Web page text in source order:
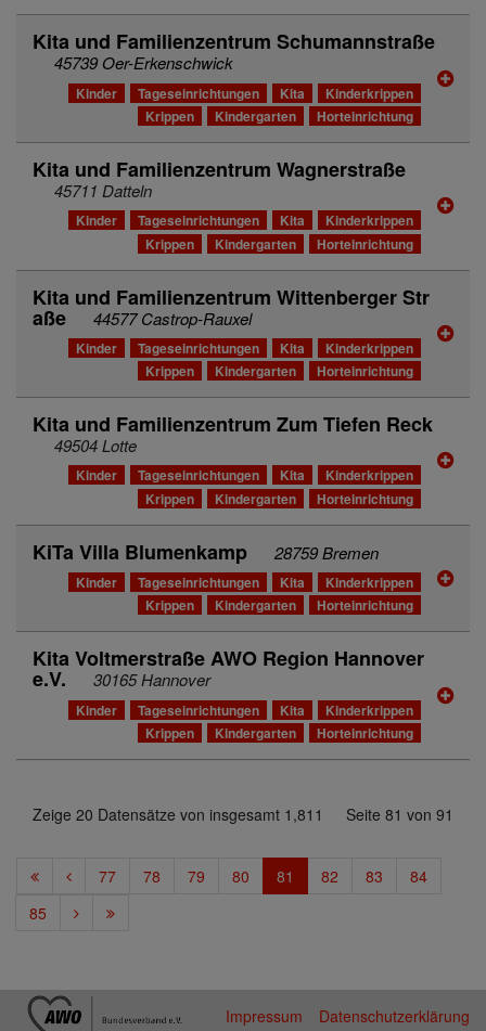
Kita und Familienzentrum Schumannstraße
45739 Oer-Erkenschwick
Kinder Tageseinrichtungen Kita
Kinderkrippen
Krippen
Kindergarten Horteinrichtung
Kita und Familienzentrum Wagnerstraße
45711 Datteln
Kinder Tageseinrichtungen Kita
Kinderkrippen
Krippen
Kindergarten Horteinrichtung
Kita und Familienzentrum Wittenberger Str
aße 44577 Castrop-Rauxel
Kinder Tageseinrichtungen Kita
Kinderkrippen
Krippen
Kindergarten Horteinrichtung
Kita und Familienzentrum Zum Tiefen Reck
49504 Lotte
Kinder Tageseinrichtungen Kita
Kinderkrippen
Krippen
Kindergarten Horteinrichtung
KiTa Villa Blumenkamp 28759 Bremen
Kinder Tageseinrichtungen Kita
Kinderkrippen
Krippen
Kindergarten Horteinrichtung
Kita Voltmerstraße AWO Region Hannover
e.V. 30165 Hannover
Kinder Tageseinrichtungen Kita
Kinderkrippen
Krippen
Kindergarten Horteinrichtung
Zeige 20 Datensätze von insgesamt 1,811 Seite 81 von 91
77 78 79 80 81 82 83
84
85
Impressum Datenschutzerklärung